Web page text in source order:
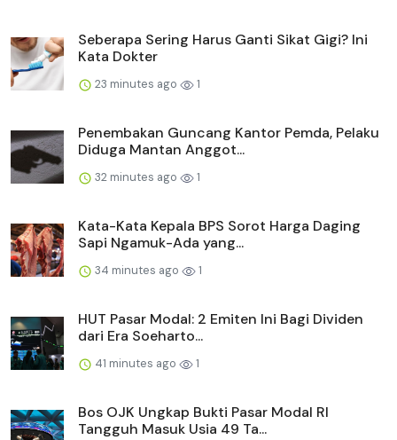
Seberapa Sering Harus Ganti Sikat Gigi? Ini
Kata Dokter
23 minutes ago 1
Penembakan Guncang Kantor Pemda, Pelaku
Diduga Mantan Anggot...
32 minutes ago 1
Kata-Kata Kepala BPS Sorot Harga Daging
Sapi Ngamuk-Ada yang...
34 minutes ago 1
HUT Pasar Modal: 2 Emiten Ini Bagi Dividen
dari Era Soeharto...
41 minutes ago 1
Bos OJK Ungkap Bukti Pasar Modal RI
Tangguh Masuk Usia 49 Ta...